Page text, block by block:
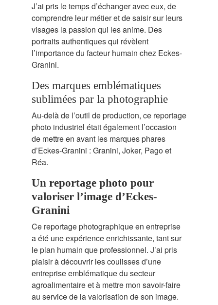
J’ai pris le temps d’échanger avec eux, de
comprendre leur métier et de saisir sur leurs
visages la passion qui les anime. Des
portraits authentiques qui révèlent
l’importance du facteur humain chez Eckes-
Granini.
Des marques emblématiques
sublimées par la photographie
Au-delà de l’outil de production, ce reportage
photo industriel était également l’occasion
de mettre en avant les marques phares
d’Eckes-Granini : Granini, Joker, Pago et
Réa.
Un reportage photo pour
valoriser l’image d’Eckes-
Granini
Ce reportage photographique en entreprise
a été une expérience enrichissante, tant sur
le plan humain que professionnel. J’ai pris
plaisir à découvrir les coulisses d’une
entreprise emblématique du secteur
agroalimentaire et à mettre mon savoir-faire
au service de la valorisation de son image.